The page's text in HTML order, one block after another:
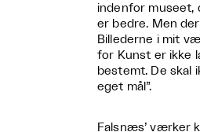
indenfor museet,
er bedre. Men
Billederne i mit
for Kunst er ikke
bestemt. De skal
eget mål”.
Falsnæs’ værker